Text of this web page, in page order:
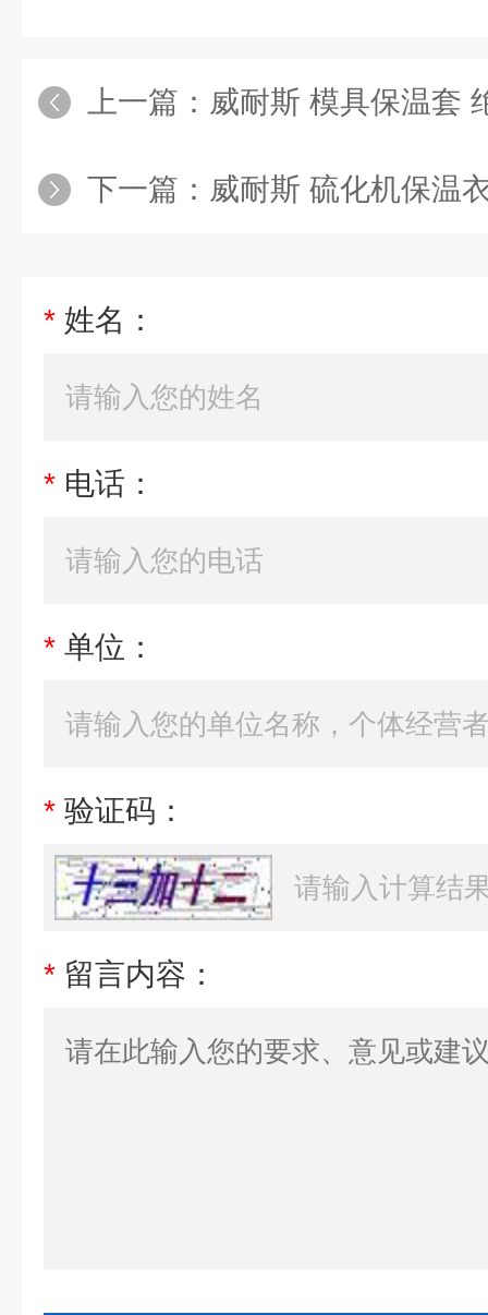
上一篇： 威耐斯 模具保温套 绝
下一篇： 威耐斯 硫化机保温
* 姓名：
* 电话：
* 单位：
* 验证码：
* 留言内容：